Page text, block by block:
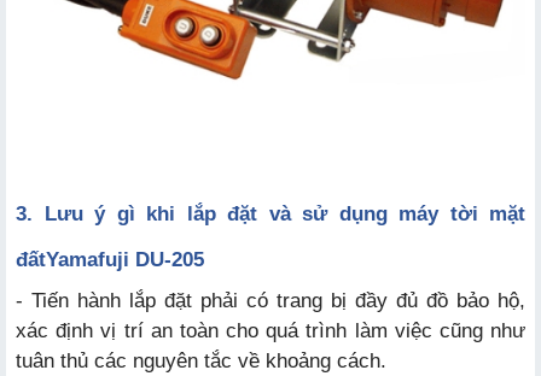
3. Lưu ý gì khi lắp đặt và sử dụng máy tời mặt
đấtYamafuji DU-205
- Tiến hành lắp đặt phải có trang bị đầy đủ đồ bảo hộ,
xác định vị trí an toàn cho quá trình làm việc cũng như
tuân thủ các nguyên tắc về khoảng cách.